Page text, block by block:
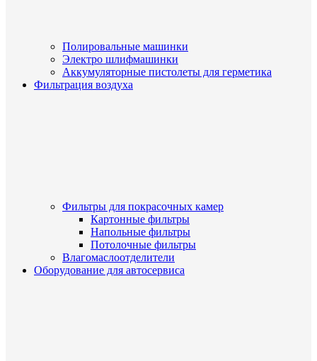
Полировальные машинки
Электро шлифмашинки
Аккумуляторные пистолеты для герметика
Фильтрация воздуха
Фильтры для покрасочных камер
Картонные фильтры
Напольные фильтры
Потолочные фильтры
Влагомаслоотделители
Оборудование для автосервиса